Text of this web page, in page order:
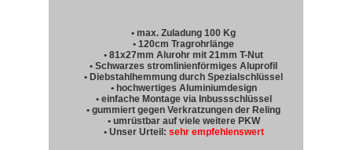
• max. Zuladung 100 Kg
• 120cm Tragrohrlänge
• 81x27mm Alurohr mit 21mm T-Nut
• Schwarzes stromlinienförmiges Aluprofil
• Diebstahlhemmung durch Spezialschlüssel
• hochwertiges Aluminiumdesign
• einfache Montage via Inbussschlüssel
• gummiert gegen Verkratzungen der Reling
• umrüstbar auf viele weitere PKW
• Unser Urteil: sehr empfehlenswert